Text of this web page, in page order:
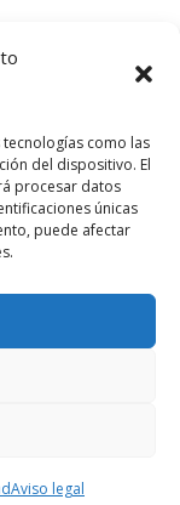
como las
del dispositivo. El
procesar datos
únicas
puede afectar
Aviso legal